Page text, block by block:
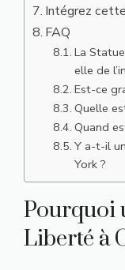
Intégrez
FAQ
La
elle de
Est-ce
Quelle
Quand
Y a-t-il
York ?
Pourquoi
Liberté à